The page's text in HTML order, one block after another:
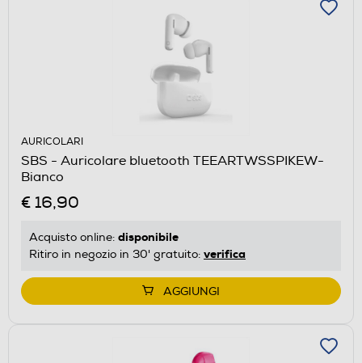
AURICOLARI
SBS - Auricolare bluetooth TEEARTWSSPIKEW-
Bianco
€ 16,90
Acquisto online: disponibile
Ritiro in negozio in 30' gratuito: verifica
AGGIUNGI